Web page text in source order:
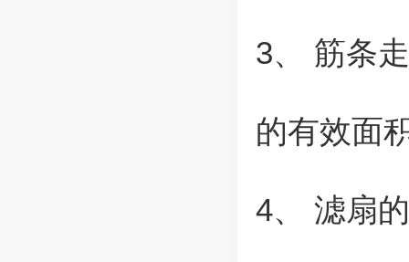
3、 筋条
的有效面
4、 滤扇